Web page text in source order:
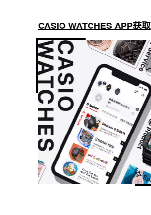
CASIO WATCHES APP获取